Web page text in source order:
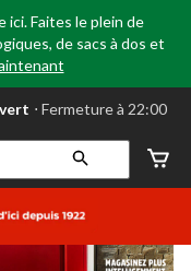
ici. Faites le plein de
de sacs à dos et
⋅ Fermeture à 22:00